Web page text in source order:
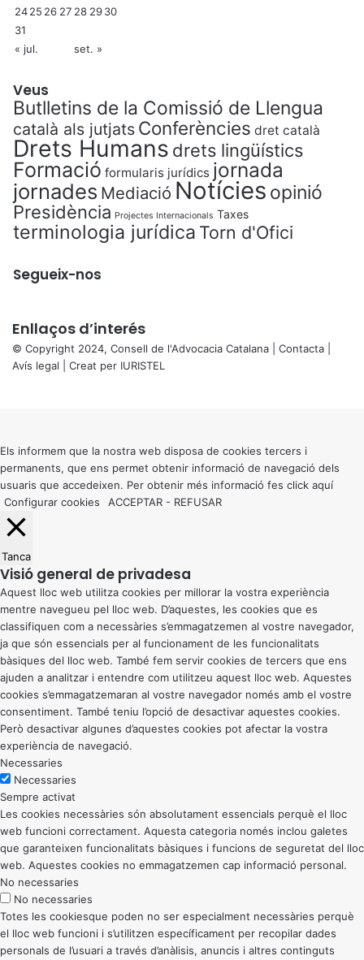
2425 26 27 28 2930
31
« jul.
set. »
Veus
Butlletins de la Comissió de Llengua
català als jutjats Conferències dret català
Drets Humans drets lingüístics
Formació formularis jurídics jornada
jornades Mediació Notícies opinió
Presidència Projectes Internacionals Taxes
terminologia jurídica Torn d'Ofici
Segueix-nos
Enllaços d’interés
© Copyright 2024, Consell de l'Advocacia Catalana | Contacta
Avís legal | Creat per IURISTEL
button
Els informem que la nostra web disposa de cookies tercers i
permanents, que ens permet obtenir informació de navegació dels
usuaris que accedeixen. Per obtenir més informació fes click aquí
Configurar cookies
ACCEPTAR - REFUSAR
Tanca
Visió general de privadesa
Aquest lloc web utilitza cookies per millorar la vostra experiència
mentre navegueu pel lloc web. D’aquestes, les cookies que es
classifiquen com a necessàries s’emmagatzemen al vostre navegador,
ja que són essencials per al funcionament de les funcionalitats
bàsiques del lloc web. També fem servir cookies de tercers que ens
ajuden a analitzar i entendre com utilitzeu aquest lloc web. Aquestes
cookies s’emmagatzemaran al vostre navegador només amb el vostre
consentiment. També teniu l’opció de desactivar aquestes cookies.
Però desactivar algunes d’aquestes cookies pot afectar la vostra
experiència de navegació.
Necessaries
Necessaries
Sempre activat
Les cookies necessàries són absolutament essencials perquè el lloc
web funcioni correctament. Aquesta categoria només inclou galetes
que garanteixen funcionalitats bàsiques i funcions de seguretat del lloc
web. Aquestes cookies no emmagatzemen cap informació personal.
No necessaries
No necessaries
Totes les cookiesque poden no ser especialment necessàries perquè
el lloc web funcioni i s’utilitzen específicament per recopilar dades
personals de l’usuari a través d’anàlisis, anuncis i altres continguts